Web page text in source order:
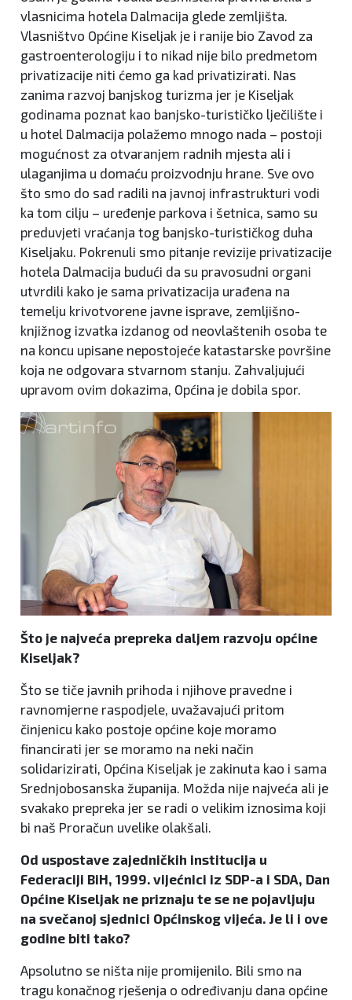
vlasnicima hotela Dalmacija glede zemljišta.
Vlasništvo Općine Kiseljak je i ranije bio Zavod za
gastroenterologiju i to nikad nije bilo predmetom
privatizacije niti ćemo ga kad privatizirati. Nas
zanima razvoj banjskog turizma jer je Kiseljak
godinama poznat kao banjsko-turističko lječilište i
u hotel Dalmacija polažemo mnogo nada – postoji
mogućnost za otvaranjem radnih mjesta ali i
ulaganjima u domaću proizvodnju hrane. Sve ovo
što smo do sad radili na javnoj infrastrukturi vodi
ka tom cilju – uređenje parkova i šetnica, samo su
preduvjeti vraćanja tog banjsko-turističkog duha
Kiseljaku. Pokrenuli smo pitanje revizije privatizacije
hotela Dalmacija budući da su pravosudni organi
utvrdili kako je sama privatizacija urađena na
temelju krivotvorene javne isprave, zemljišno-
knjižnog izvatka izdanog od neovlaštenih osoba te
na koncu upisane nepostojeće katastarske površine
koja ne odgovara stvarnom stanju. Zahvaljujući
upravom ovim dokazima, Općina je dobila spor.
Što je najveća prepreka daljem razvoju općine
Kiseljak?
Što se tiče javnih prihoda i njihove pravedne i
ravnomjerne raspodjele, uvažavajući pritom
činjenicu kako postoje općine koje moramo
financirati jer se moramo na neki način
solidarizirati, Općina Kiseljak je zakinuta kao i sama
Srednjobosanska županija. Možda nije najveća ali je
svakako prepreka jer se radi o velikim iznosima koji
bi naš Proračun uvelike olakšali.
Od uspostave zajedničkih institucija u
Federaciji BiH, 1999. vijećnici iz SDP-a i SDA, Dan
Općine Kiseljak ne priznaju te se ne pojavljuju
na svečanoj sjednici Općinskog vijeća. Je li i ove
godine biti tako?
Apsolutno se ništa nije promijenilo. Bili smo na
tragu konačnog rješenja o određivanju dana općine